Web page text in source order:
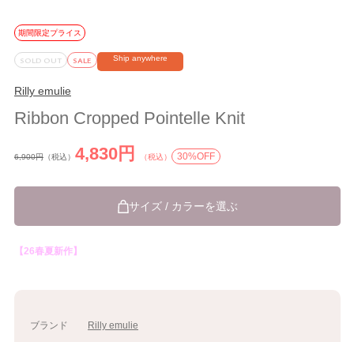
期間限定プライス
SOLD OUT SALE Ship anywhere
Rilly emulie
Ribbon Cropped Pointelle Knit
6,900円 （税込） 4,830円 （税込） 30%OFF
サイズ / カラーを選ぶ
【26春夏新作】
ブランド Rilly emulie